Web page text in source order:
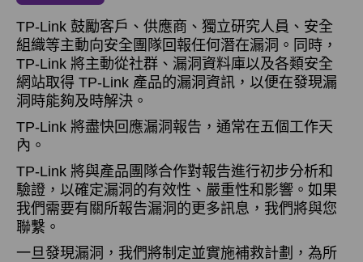
TP-Link 鼓勵客戶、供應商、獨立研究人員、安全
組織等主動向安全團隊回報任何潛在漏洞。同時，
TP-Link 將主動從社群、漏洞資料庫以及各類安全
網站取得 TP-Link 產品的漏洞資訊，以便在發現漏
洞時能夠及時解決。
TP-Link 將盡快回應漏洞報告，通常在五個工作天
內。
TP-Link 將與產品團隊合作對報告進行初步分析和
驗證，以確定漏洞的有效性、嚴重性和影響。如果
我們需要有關所報告漏洞的更多訊息，我們將與您
聯繫。
一旦發現漏洞，我們將制定並實施補救計劃，為所